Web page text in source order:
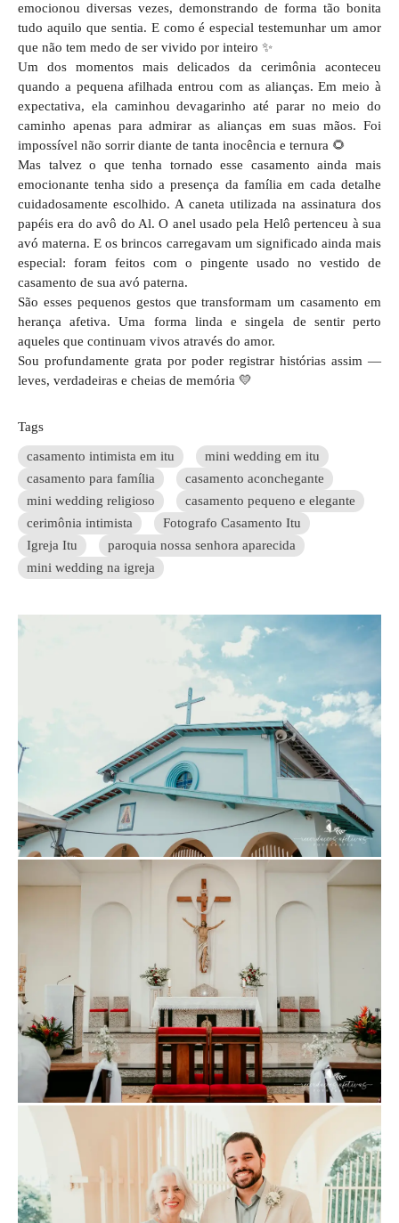
emocionou diversas vezes, demonstrando de forma tão bonita
tudo aquilo que sentia. E como é especial testemunhar um amor
que não tem medo de ser vivido por inteiro ✨
Um dos momentos mais delicados da cerimônia aconteceu
quando a pequena afilhada entrou com as alianças. Em meio à
expectativa, ela caminhou devagarinho até parar no meio do
caminho apenas para admirar as alianças em suas mãos. Foi
impossível não sorrir diante de tanta inocência e ternura 🌻
Mas talvez o que tenha tornado esse casamento ainda mais
emocionante tenha sido a presença da família em cada detalhe
cuidadosamente escolhido. A caneta utilizada na assinatura dos
papéis era do avô do Al. O anel usado pela Helô pertenceu à sua
avó materna. E os brincos carregavam um significado ainda mais
especial: foram feitos com o pingente usado no vestido de
casamento de sua avó paterna.
São esses pequenos gestos que transformam um casamento em
herança afetiva. Uma forma linda e singela de sentir perto
aqueles que continuam vivos através do amor.
Sou profundamente grata por poder registrar histórias assim —
leves, verdadeiras e cheias de memória 💛
Tags
casamento intimista em itu
mini wedding em itu
casamento para família
casamento aconchegante
mini wedding religioso
casamento pequeno e elegante
cerimônia intimista
Fotografo Casamento Itu
Igreja Itu
paroquia nossa senhora aparecida
mini wedding na igreja